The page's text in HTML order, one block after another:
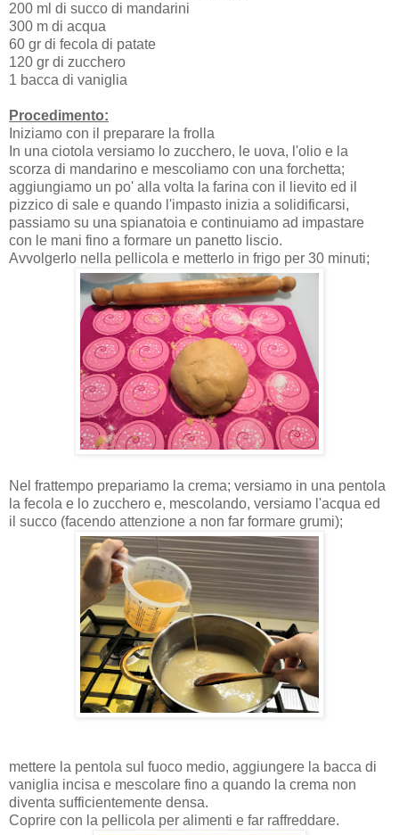
200 ml di succo di mandarini
300 m di acqua
60 gr di fecola di patate
120 gr di zucchero
1 bacca di vaniglia
Procedimento:
Iniziamo con il preparare la frolla
In una ciotola versiamo lo zucchero, le uova, l'olio e la
scorza di mandarino e mescoliamo con una forchetta;
aggiungiamo un po' alla volta la farina con il lievito ed il
pizzico di sale e quando l'impasto inizia a solidificarsi,
passiamo su una spianatoia e continuiamo ad impastare
con le mani fino a formare un panetto liscio.
Avvolgerlo nella pellicola e metterlo in frigo per 30 minuti;
Nel frattempo prepariamo la crema; versiamo in una pentola
la fecola e lo zucchero e, mescolando, versiamo l'acqua ed
il succo (facendo attenzione a non far formare grumi);
mettere la pentola sul fuoco medio, aggiungere la bacca di
vaniglia incisa e mescolare fino a quando la crema non
diventa sufficientemente densa.
Coprire con la pellicola per alimenti e far raffreddare.